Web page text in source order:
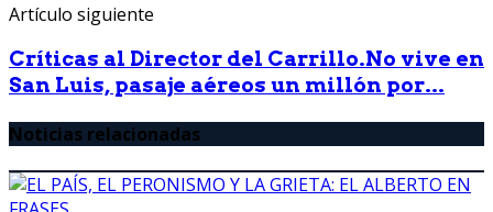
Artículo siguiente
Críticas al Director del Carrillo.No vive en
San Luis, pasaje aéreos un millón por...
Noticias relacionadas